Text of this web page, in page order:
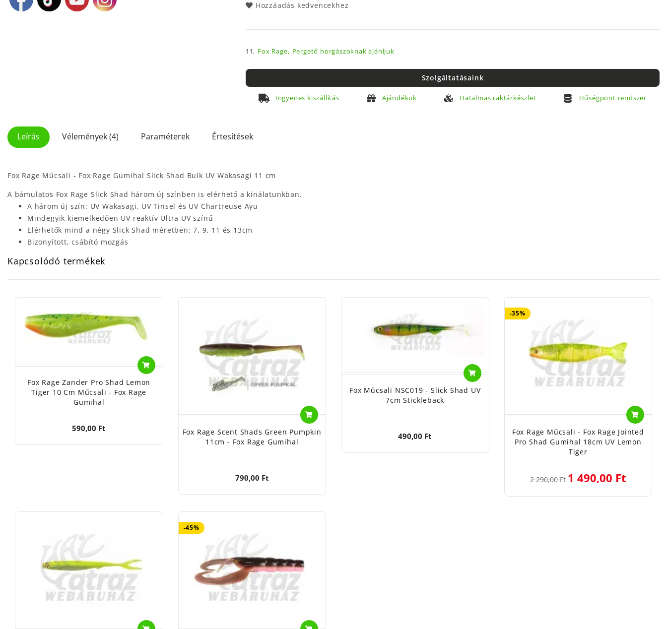
Hozzáadás kedvencekhez
11, Fox Rage, Pergető horgászoknak ajánljuk
Szolgáltatásaink
Ingyenes kiszállítás Ajándékok Hatalmas raktárkészlet Hűségpont rendszer
Leírás Vélemények (4) Paraméterek Értesítések
Fox Rage Műcsali - Fox Rage Gumihal Slick Shad Bulk UV Wakasagi 11 cm
A bámulatos Fox Rage Slick Shad három új színben is elérhető a kínálatunkban.
A három új szín: UV Wakasagi, UV Tinsel és UV Chartreuse Ayu
Mindegyik kiemelkedően UV reaktív Ultra UV színű
Elérhetők mind a négy Slick Shad méretben: 7, 9, 11 és 13cm
Bizonyított, csábító mozgás
Kapcsolódó termékek
Fox Rage Zander Pro Shad Lemon
Tiger 10 Cm Műcsali - Fox Rage
Gumihal
590,00 Ft
Fox Rage Scent Shads Green Pumpkin
11cm - Fox Rage Gumihal
790,00 Ft
Fox Műcsali NSC019 - Slick Shad UV
7cm Stickleback
490,00 Ft
-35%
Fox Rage Műcsali - Fox Rage Jointed
Pro Shad Gumihal 18cm UV Lemon
Tiger
2 290,00 Ft 1 490,00 Ft
-45%